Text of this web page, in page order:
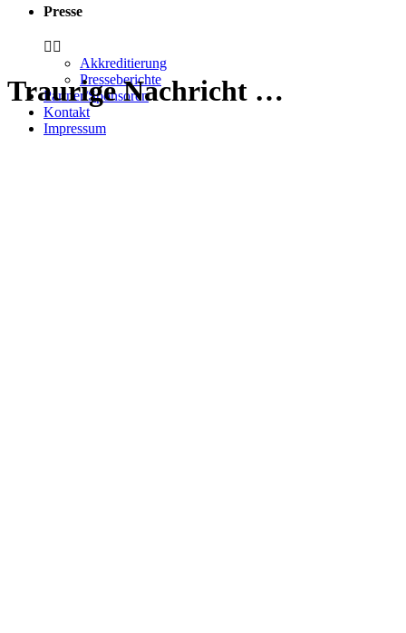
Presse
Akkreditierung
Presseberichte
Partner/Sponsoren
Kontakt
Impressum
Traurige Nachricht …